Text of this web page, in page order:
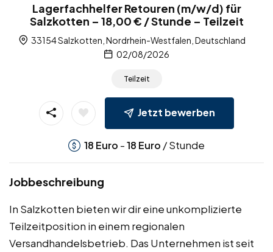
Lagerfachhelfer Retouren (m/w/d) für
Salzkotten – 18,00 € / Stunde – Teilzeit
33154 Salzkotten, Nordrhein-Westfalen, Deutschland
02/08/2026
Teilzeit
Jetzt bewerben
18 Euro -18 Euro / Stunde
Jobbeschreibung
In Salzkotten bieten wir dir eine unkomplizierte
Teilzeitposition in einem regionalen
Versandhandelsbetrieb. Das Unternehmen ist seit